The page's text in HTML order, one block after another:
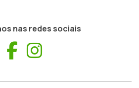
nas redes sociais
Facebook